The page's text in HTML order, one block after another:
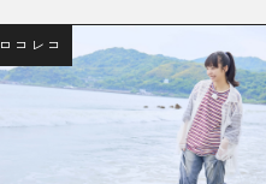
ロコレコ